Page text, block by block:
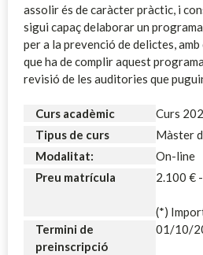
assolir és de caràcter pràctic, i
sigui capaç delaborar un
per a la prevenció de delictes,
que ha de complir aquest
revisió de les auditories que
Curs acadèmic
Curs
Tipus de curs
Màster
Modalitat:
On-line
Preu matrícula
2.100 €
(*)
Termini de
preinscripció
01/10/